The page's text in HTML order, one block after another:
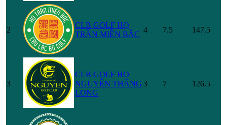
2
CLB GOLF HỌ
TRẦN MIỀN BẮC
4 7.5 147.5
3
CLB GOLF HỌ
NGUYỄN THĂNG
LONG
3 7 126.5